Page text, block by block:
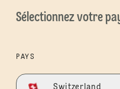
Sélectionnez votre
PAYS